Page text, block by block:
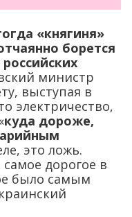
«княгиня»
борется
министр
выступая в
электричество,
куда дороже,
это ложь.
дорогое в
было самым